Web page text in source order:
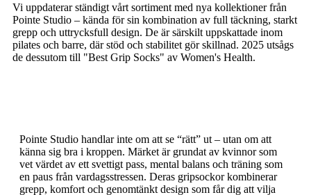
Vi uppdaterar ständigt vårt sortiment med nya kollektioner från
Pointe Studio – kända för sin kombination av full täckning, starkt
grepp och uttrycksfull design. De är särskilt uppskattade inom
pilates och barre, där stöd och stabilitet gör skillnad. 2025 utsågs
de dessutom till "Best Grip Socks" av Women's Health.
Pointe Studio handlar inte om att se “rätt” ut – utan om att
känna sig bra i kroppen. Märket är grundat av kvinnor som
vet värdet av ett svettigt pass, mental balans och träning som
en paus från vardagsstressen. Deras gripsockor kombinerar
grepp, komfort och genomtänkt design som får dig att vilja